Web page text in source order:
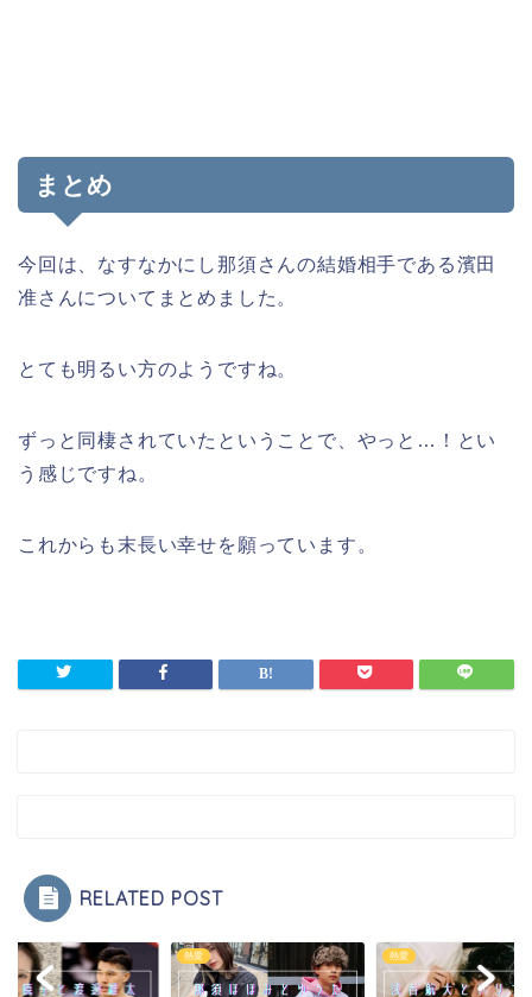
まとめ
今回は、なすなかにし那須さんの結婚相手である濱田
准さんについてまとめました。
とても明るい方のようですね。
ずっと同棲されていたということで、やっと…！とい
う感じですね。
これからも末長い幸せを願っています。
RELATED POST
熱愛 熱愛